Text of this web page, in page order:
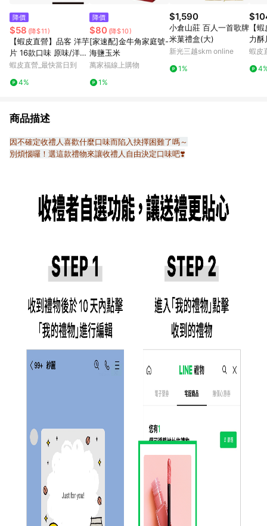
降價
$58 (降$11)
【蝦皮直營】品客 洋芋
片 16款口味 原味/洋
蔥/披薩/起司 薯片 餅
蝦皮直營_最快當日到
4%
降價
$80 (降$10)
[家速配]金牛角家庭號-
海鹽玉米
萬家福線上購物
1%
$1,590
小倉山莊 百人一首歌牌
米菓禮盒(大)
新光三越skm online
1%
【
力
盒
心
蝦皮
商品描述
因不確定收禮人喜歡什麼口味而陷入抉擇困難了嗎～
別煩惱囉！選這款禮物來讓收禮人自由決定口味吧❣️